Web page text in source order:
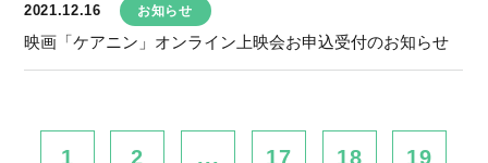
2021.12.16 お知らせ
映画「ケアニン」オンライン上映会お申込受付のお知らせ
1 2 ... 17 18 19